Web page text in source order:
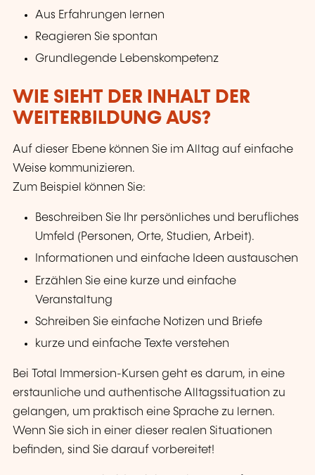
Aus Erfahrungen lernen
Reagieren Sie spontan
Grundlegende Lebenskompetenz
WIE SIEHT DER INHALT DER
WEITERBILDUNG AUS?
Auf dieser Ebene können Sie im Alltag auf einfache
Weise kommunizieren.
Zum Beispiel können Sie:
Beschreiben Sie Ihr persönliches und berufliches
Umfeld (Personen, Orte, Studien, Arbeit).
Informationen und einfache Ideen austauschen
Erzählen Sie eine kurze und einfache
Veranstaltung
Schreiben Sie einfache Notizen und Briefe
kurze und einfache Texte verstehen
Bei Total Immersion-Kursen geht es darum, in eine
erstaunliche und authentische Alltagssituation zu
gelangen, um praktisch eine Sprache zu lernen.
Wenn Sie sich in einer dieser realen Situationen
befinden, sind Sie darauf vorbereitet!